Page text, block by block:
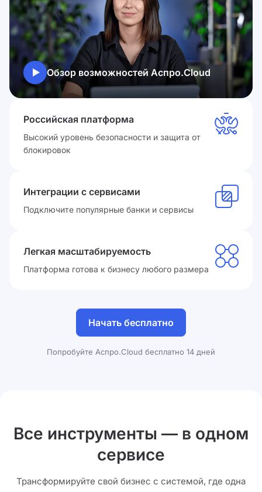
Обзор возможностей Аспро.Cloud
Российская платформа
Высокий уровень безопасности и защита от
блокировок
Интеграции с сервисами
Подключите популярные банки и сервисы
Легкая масштабируемость
Платформа готова к бизнесу любого размера
Начать бесплатно
Попробуйте Аспро.Cloud бесплатно 14 дней
Все инструменты — в одном
сервисе
Трансформируйте свой бизнес с системой, где одна